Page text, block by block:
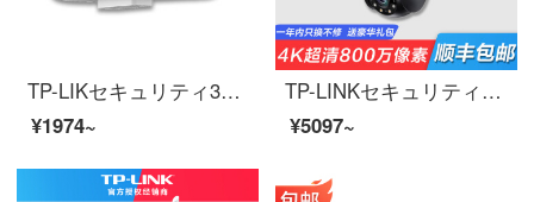
TP-LIKセキュリティ300万高精細ケーブル監視カメラPOE給電室外銃機30 m赤外線夜間テレビネットワーク映像ヘッド5 m長距離拾うTL-PC 534 HP-S/4 mmバンド音声poe給電メモリなし
¥1974~
TP-LINKセキュリティ4 Kハイビジョン無線監視カメラ800万知能フルカラー3倍ズーム自動クルーズ室外家用携帯電話遠隔監視カメラ800万4 k超クリア画素3倍電子ズームフルカラー128 GB
¥5097~